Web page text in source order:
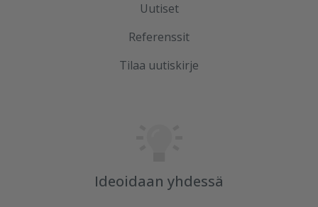
Uutiset
Referenssit
Tilaa uutiskirje
Ideoidaan yhdessä